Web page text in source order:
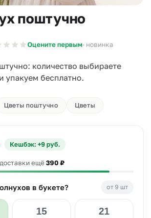
поштучно
Оцените первым· новинка
количество выбираете
упакуем бесплатно.
Цветы поштучно Цветы
Кешбэк: +9 руб.
ещё390 ₽
в букете? от 9 шт
15 21